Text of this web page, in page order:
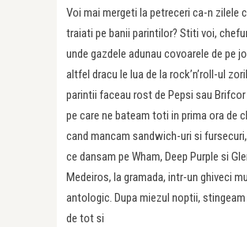
Voi mai mergeti la petreceri ca-n zilele
traiati pe banii parintilor? Stiti voi,
unde gazdele adunau covoarele de pe
altfel dracu le lua de la rock’n’roll-ul
parintii faceau rost de Pepsi sau
pe care ne bateam toti in prima ora de
cand mancam sandwich-uri si
ce dansam pe Wham, Deep Purple si
Medeiros, la gramada, intr-un ghiveci
antologic. Dupa miezul noptii,
de tot si